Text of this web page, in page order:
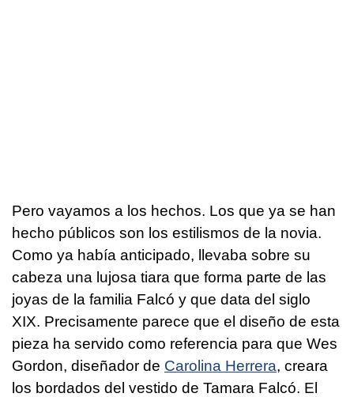
Pero vayamos a los hechos. Los que ya se han
hecho públicos son los estilismos de la novia.
Como ya había anticipado, llevaba sobre su
cabeza una lujosa tiara que forma parte de las
joyas de la familia Falcó y que data del siglo
XIX. Precisamente parece que el diseño de esta
pieza ha servido como referencia para que Wes
Gordon, diseñador de Carolina Herrera, creara
los bordados del vestido de Tamara Falcó. El